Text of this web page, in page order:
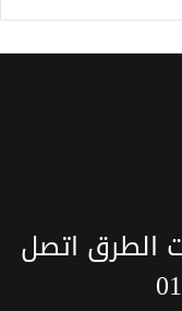
الطرق اتصل